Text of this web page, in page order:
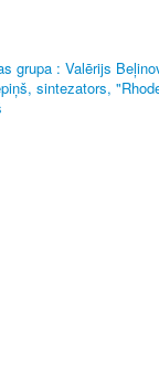
grupa : Valērijs
sintezators,